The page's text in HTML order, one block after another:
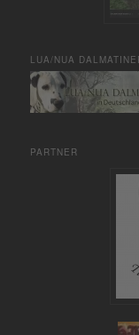
LUA/NUA
PARTNER